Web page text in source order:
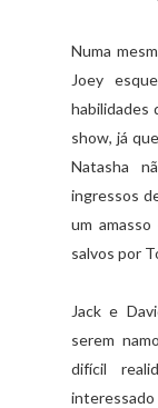
Numa
Joey
habilidades
show, já
Natasha
ingressos
um
salvos por
Jack e
serem
difícil